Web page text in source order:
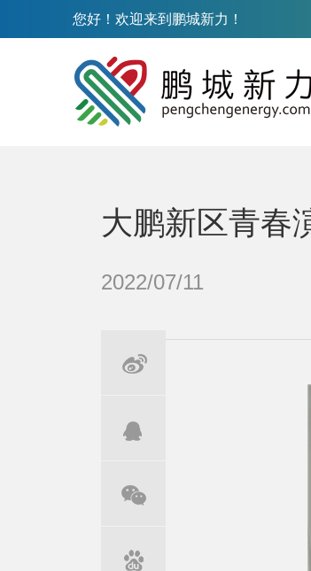
您好！欢迎来到鹏城新力！
大鹏新区青春
2022/07/11